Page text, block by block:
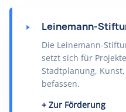
Leinemann-
Die Leinemann-
setzt sich für
Stadtplanung,
befassen.
Zur Förderung